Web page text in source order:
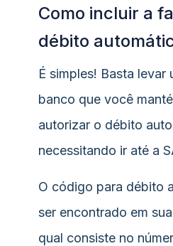
Como incluir a
débito
É simples! Basta levar
banco que você
autorizar o débito
necessitando ir até a
O código para débito
ser encontrado em
qual consiste no